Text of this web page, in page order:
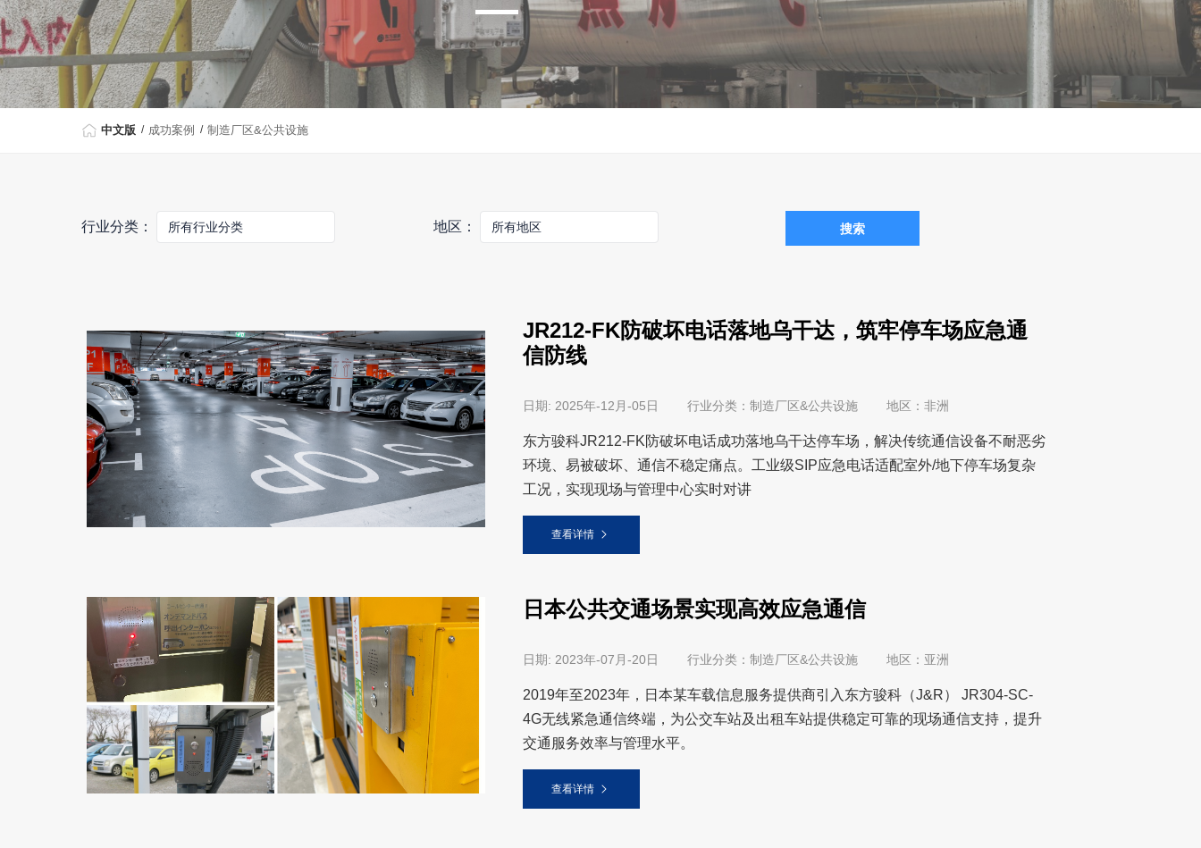
中文版 成功案例 制造厂区&公共设施
行业分类： 地区： 搜索
JR212-FK防破坏电话落地乌干达，筑牢停车场应急通
信防线
日期: 2025年-12月-05日 行业分类：制造厂区&公共设施 地区：非洲
东方骏科JR212-FK防破坏电话成功落地乌干达停车场，解决传统通信设备不耐恶劣
环境、易被破坏、通信不稳定痛点。工业级SIP应急电话适配室外/地下停车场复杂
工况，实现现场与管理中心实时对讲
查看详情
日本公共交通场景实现高效应急通信
日期: 2023年-07月-20日 行业分类：制造厂区&公共设施 地区：亚洲
2019年至2023年，日本某车载信息服务提供商引入东方骏科（J&R） JR304-SC-
4G无线紧急通信终端，为公交车站及出租车站提供稳定可靠的现场通信支持，提升
交通服务效率与管理水平。
查看详情